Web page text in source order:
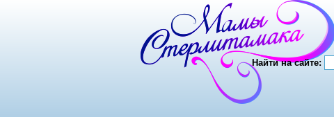
Найти на сайте: